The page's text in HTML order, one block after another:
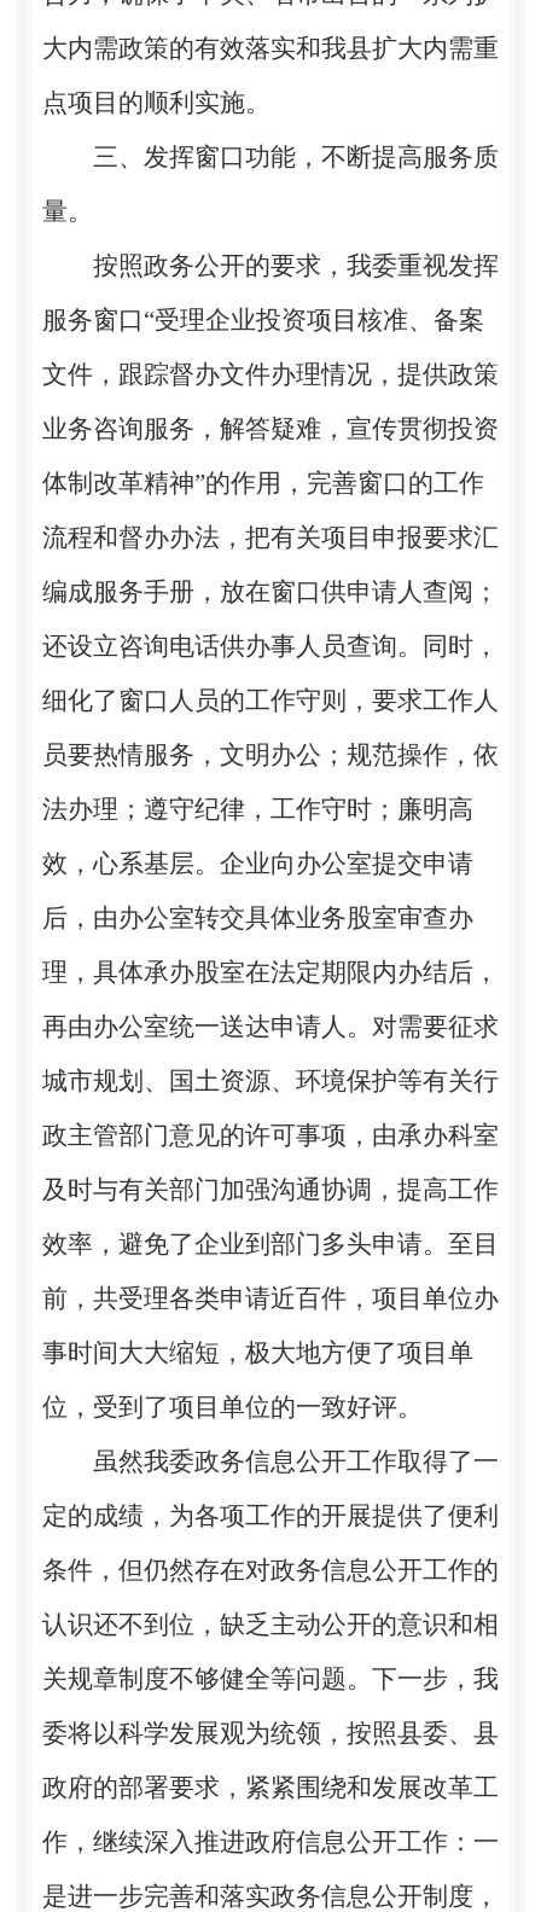
大内需政策的有效落实和我县扩大内需重
点项目的顺利实施。
三、发挥窗口功能，不断提高服务质
量。
按照政务公开的要求，我委重视发挥
服务窗口“受理企业投资项目核准、备案
文件，跟踪督办文件办理情况，提供政策
业务咨询服务，解答疑难，宣传贯彻投资
体制改革精神”的作用，完善窗口的工作
流程和督办办法，把有关项目申报要求汇
编成服务手册，放在窗口供申请人查阅；
还设立咨询电话供办事人员查询。同时，
细化了窗口人员的工作守则，要求工作人
员要热情服务，文明办公；规范操作，依
法办理；遵守纪律，工作守时；廉明高
效，心系基层。企业向办公室提交申请
后，由办公室转交具体业务股室审查办
理，具体承办股室在法定期限内办结后，
再由办公室统一送达申请人。对需要征求
城市规划、国土资源、环境保护等有关行
政主管部门意见的许可事项，由承办科室
及时与有关部门加强沟通协调，提高工作
效率，避免了企业到部门多头申请。至目
前，共受理各类申请近百件，项目单位办
事时间大大缩短，极大地方便了项目单
位，受到了项目单位的一致好评。
虽然我委政务信息公开工作取得了一
定的成绩，为各项工作的开展提供了便利
条件，但仍然存在对政务信息公开工作的
认识还不到位，缺乏主动公开的意识和相
关规章制度不够健全等问题。下一步，我
委将以科学发展观为统领，按照县委、县
政府的部署要求，紧紧围绕和发展改革工
作，继续深入推进政府信息公开工作：一
是进一步完善和落实政务信息公开制度，